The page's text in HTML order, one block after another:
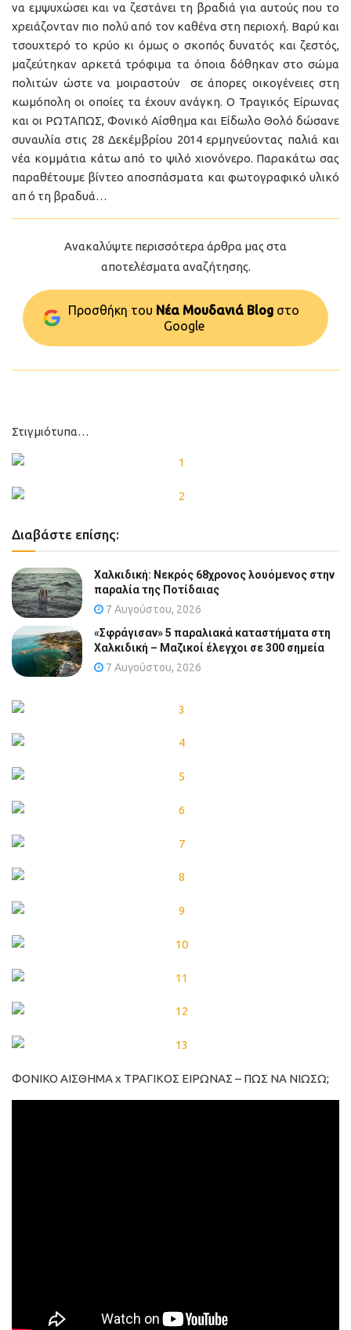
να εμψυχώσει και να ζεστάνει τη βραδιά για αυτούς που το
χρειάζονταν πιο πολύ από τον καθένα στη περιοχή. Βαρύ και
τσουχτερό το κρύο κι όμως ο σκοπός δυνατός και ζεστός,
μαζεύτηκαν αρκετά τρόφιμα τα όποια δόθηκαν στο σώμα
πολιτών ώστε να μοιραστούν σε άπορες οικογένειες στη
κωμόπολη οι οποίες τα έχουν ανάγκη. Ο Τραγικός Είρωνας
και οι ΡΩΤΑΠΩΣ, Φονικό Αίσθημα και Είδωλο Θολό δώσανε
συναυλία στις 28 Δεκέμβρίου 2014 ερμηνεύοντας παλιά και
νέα κομμάτια κάτω από το ψιλό χιονόνερο. Παρακάτω σας
παραθέτουμε βίντεο αποσπάσματα και φωτογραφικό υλικό
απ ό τη βραδυά…
Ανακαλύψτε περισσότερα άρθρα μας στα
αποτελέσματα αναζήτησης.
Προσθήκη του Νέα Μουδανιά Blog στo
Google
Στιγμιότυπα…
Διαβάστε επίσης:
Χαλκιδική: Νεκρός 68χρονος λουόμενος στην
παραλία της Ποτίδαιας
7 Αυγούστου, 2026
«Σφράγισαν» 5 παραλιακά καταστήματα στη
Χαλκιδική – Μαζικοί έλεγχοι σε 300 σημεία
7 Αυγούστου, 2026
ΦONIKO AIΣΘHMA x TPAΓΙΚOΣ EIPΩNAΣ – ΠΩΣ NA NIΩΣΩ;